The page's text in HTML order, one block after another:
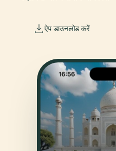
ऐप डाउनलोड करें